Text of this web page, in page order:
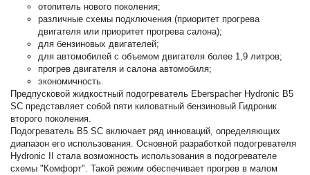
отопитель нового поколения;
различные схемы подключения (приоритет прогрева
двигателя или приоритет прогрева салона);
для бензиновых двигателей;
для автомобилей с объемом двигателя более 1,9 литров;
прогрев двигателя и салона автомобиля;
экономичность.
Предпусковой жидкостный подогреватель Eberspacher Hydronic B5
SC представляет собой пяти киловатный бензиновый Гидроник
второго поколения.
Подогреватель B5 SC включает ряд инноваций, определяющих
диапазон его использования. Основной разработкой подогревателя
Hydronic II стала возможность использования в подогревателе
схемы "Комфорт". Такой режим обеспечивает прогрев в малом